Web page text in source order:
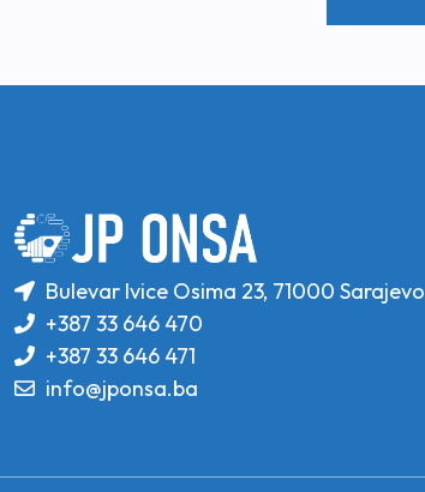
Bulevar Ivice Osima 23, 71000 Sarajevo
+387 33 646 470
+387 33 646 471
info@jponsa.ba